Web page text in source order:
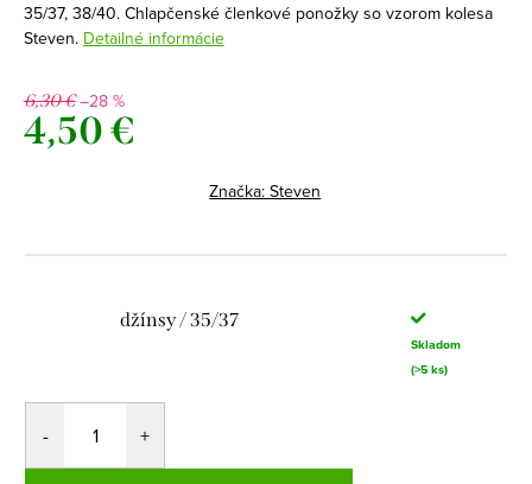
35/37, 38/40. Chlapčenské členkové ponožky so vzorom kolesa
Steven. Detailné informácie
6,30 €–28 %
4,50 €
Značka:Steven
džínsy / 35/37
Skladom
(>5 ks)